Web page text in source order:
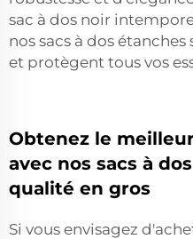
sac à dos noir
nos sacs à dos
et protègent tous vos
Obtenez le
avec nos sacs à
qualité en gros
Si vous envisagez